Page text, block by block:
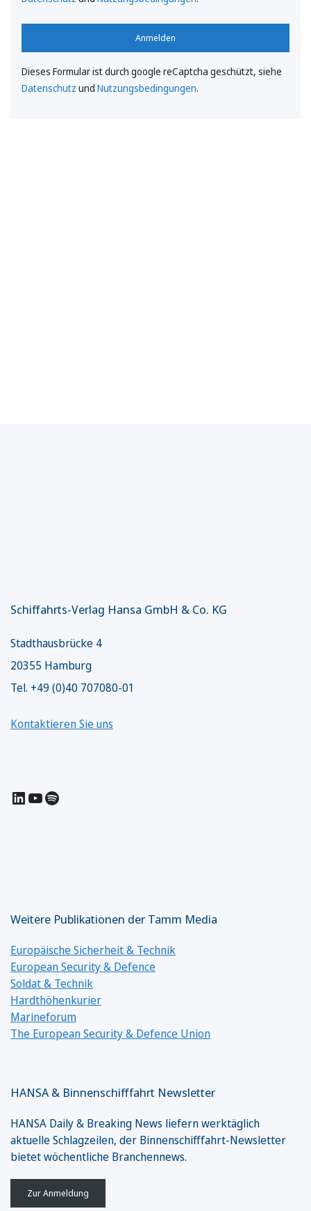
Anmelden
Dieses Formular ist durch google reCaptcha geschützt, siehe
Datenschutz und Nutzungsbedingungen.
Schiffahrts-Verlag Hansa GmbH & Co. KG
Stadthausbrücke 4
20355 Hamburg
Tel. +49 (0)40 707080-01
Kontaktieren Sie uns
LinkedIn
YouTube
Spotify
Weitere Publikationen der Tamm Media
Europäische Sicherheit & Technik
European Security & Defence
Soldat & Technik
Hardthöhenkurier
Marineforum
The European Security & Defence Union
HANSA & Binnenschifffahrt Newsletter
HANSA Daily & Breaking News liefern werktäglich
aktuelle Schlagzeilen, der Binnenschifffahrt-Newsletter
bietet wöchentliche Branchennews.
Zur Anmeldung